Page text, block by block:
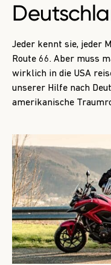
Jeder kennt sie, jeder
Route 66. Aber muss
wirklich in die USA
unserer Hilfe nach
amerikanische